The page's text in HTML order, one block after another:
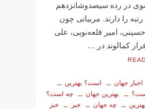
در رده سیصدوشانزدهم
رتبه را دارند. مربیانی چون
امیر قلعه‌نویی، علی
کمالوند در …
اخبار جهان
است؟ بهترین
بهترین جهان
چه است؟
چه جهان خبر
خبر